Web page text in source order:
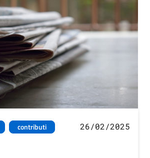
contributi
26/02/2025